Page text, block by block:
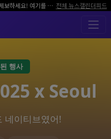
뉴스나 커뮤니티 링크를 제보하세요! 여기를 클릭해서 알려주세요. 전체 뉴스캘린더피드
행사
x Seoul
네이티브였어!